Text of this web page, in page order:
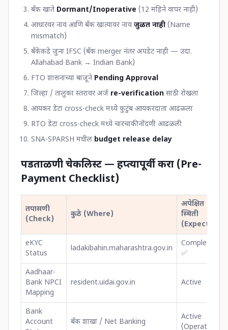
बँक खाते Dormant/Inoperative (12 महिने वापर नाही)
आधारवर नाव आणि बँक खात्यावर नाव जुळत नाही (Name
mismatch)
बँकेकडे जुना IFSC (बँक merger नंतर अपडेट नाही — उदा.
Allahabad Bank → Indian Bank)
FTO शासनाच्या बाजूने Pending Approval
जिल्हा / तालुका स्तरावर अर्ज re-verification साठी रोखला
आयकर डेटा cross-check मध्ये कुटुंब आयकरदाता आढळला
RTO डेटा cross-check मध्ये चारचाकी नोंदणी आढळली
SNA-SPARSH मधील budget release delay
पडताळणी चेकलिस्ट — हप्त्यापूर्वी करा (Pre-
Payment Checklist)
तपासणी
(Check)
कुठे (Where)
अपेक्षित
स्थिती
(Expected)
eKYC
Status
ladakibahin.maharashtra.gov.in
Completed
✅
Aadhaar-
Bank NPCI
Mapping
resident.uidai.gov.in Active
Bank
Account
बँक शाखा / Net Banking
Active
(Operative)